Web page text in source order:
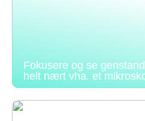
Fokusere og se
helt nært vha. et